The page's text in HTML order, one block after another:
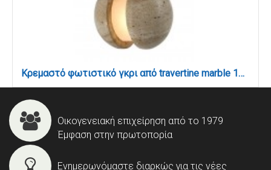
Κρεμαστό φωτιστικό γκρι από travertine marble 1XG9 D:13 x 14cm (4092)
Οικογενειακή επιχείρηση από το 1979
Έμφαση στην πρωτοπορία
Ενημερωνόμαστε διαρκώς για τις νέες